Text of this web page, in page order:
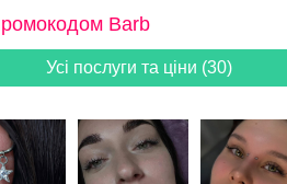
Barb
Усі послуги та ціни (30)